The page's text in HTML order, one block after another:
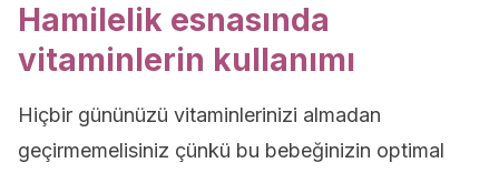
Hamilelik esnasında
vitaminlerin kullanımı
Hiçbir gününüzü vitaminlerinizi almadan
geçirmemelisiniz çünkü bu bebeğinizin optimal